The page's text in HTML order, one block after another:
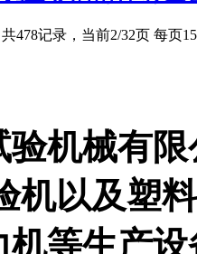
478记录，当前2/32页 每页
验机械有
机以及塑
机等生产